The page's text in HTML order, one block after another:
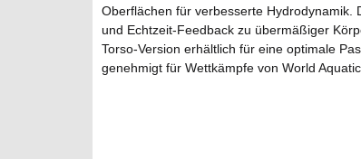
Oberflächen für verbesserte Hydrodynamik.
und Echtzeit-Feedback zu übermäßiger
Torso-Version erhältlich für eine optimale
genehmigt für Wettkämpfe von World